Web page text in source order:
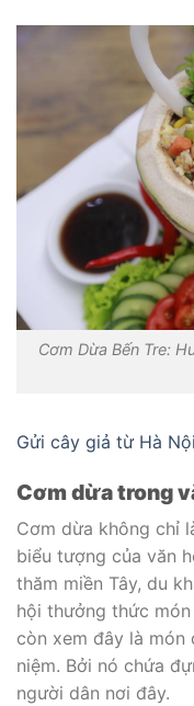
Cơm Dừa Bến Tre:
Gửi cây giả từ Hà
Cơm dừa trong
Cơm dừa không chỉ
biểu tượng của văn
thăm miền Tây, du
hội thưởng thức
còn xem đây là món
niệm. Bởi nó chứa
người dân nơi đây.